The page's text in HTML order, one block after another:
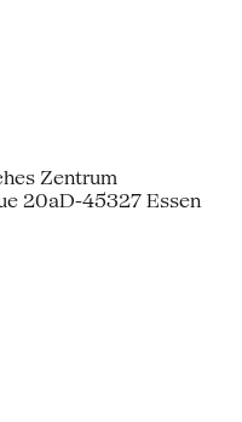
Zentrum
20aD-45327 Essen